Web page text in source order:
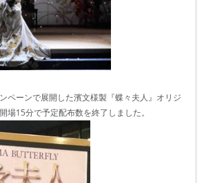
ペーンで展開した濱文様製『蝶々夫人』オリジ
場15分で予定配布数を終了しました。